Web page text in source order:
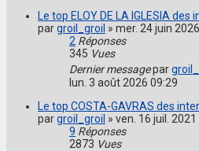
Le top ELOY DE LA IGLESIA des
pargroil_groil » mer. 24 juin
2 Réponses
345 Vues
Dernier messagepar
lun. 3 août 2026 09:29
Le top COSTA-GAVRAS des
pargroil_groil » ven. 16 juil. 2021
9 Réponses
2873 Vues